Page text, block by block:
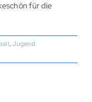
für die
,Jugend